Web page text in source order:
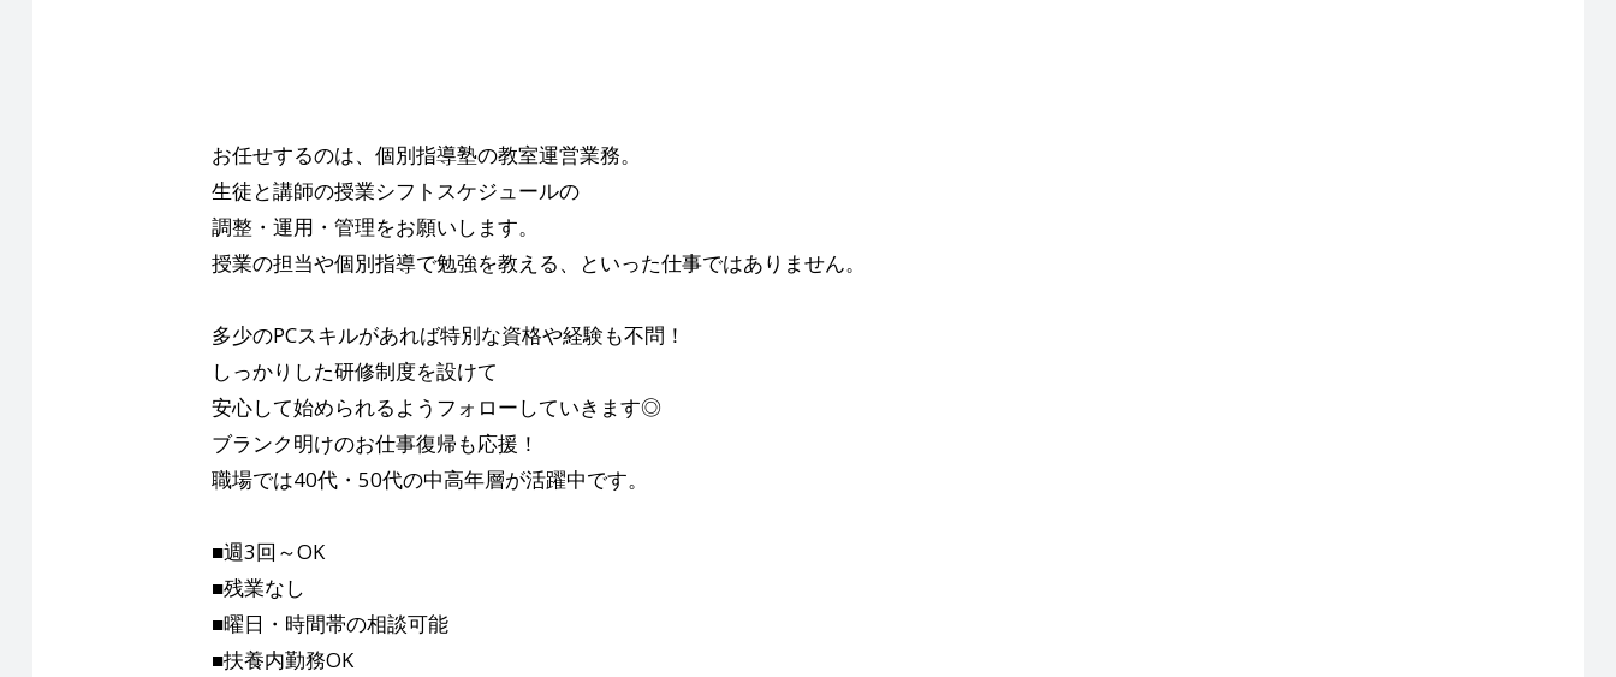
お任せするのは、個別指導塾の教室運営業務。
生徒と講師の授業シフトスケジュールの
調整・運用・管理をお願いします。
授業の担当や個別指導で勉強を教える、といった仕事ではありません。
多少のPCスキルがあれば特別な資格や経験も不問！
しっかりした研修制度を設けて
安心して始められるようフォローしていきます◎
ブランク明けのお仕事復帰も応援！
職場では40代・50代の中高年層が活躍中です。
■週3回～OK
■残業なし
■曜日・時間帯の相談可能
■扶養内勤務OK